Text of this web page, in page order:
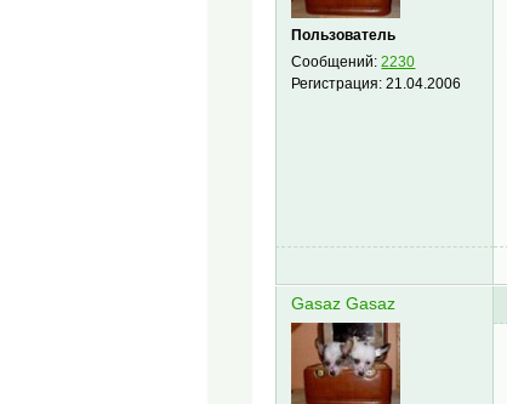
Пользователь
Сообщений:2230
Регистрация:21.04.2006
Gasaz Gasaz